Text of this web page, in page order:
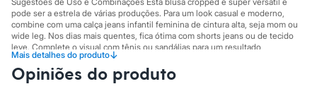
Moda íntima
Calcinhas
Cintas e Modeladores
Meias
Pijamas
Sutiãs e Tops
Moda praia
pode ser a estrela de várias produções. Para um look casual e moderno,
combine com uma calça jeans infantil feminina de cintura alta, seja mom ou
wide leg. Nos dias mais quentes, fica ótima com shorts jeans ou de tecido
leve. Complete o visual com tênis ou sandálias para um resultado
confortável e cheio de estilo.
A gente se encontra na C&A! ❤
Mais detalhes do produto↓
Opiniões do produto